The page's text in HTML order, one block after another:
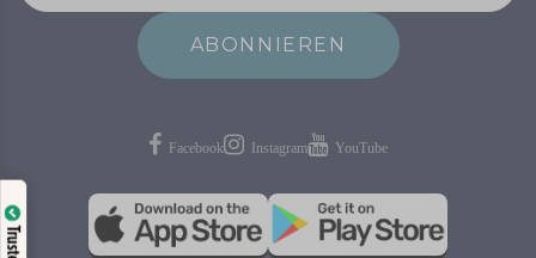
ABONNIEREN